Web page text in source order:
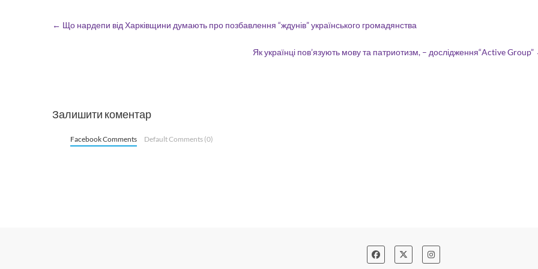
← Що нардепи від Харківщини думають про позбавлення “ждунів” українського громадянства
Як українці пов’язують мову та патриотизм, – дослідження“Active Group”
Залишити коментар
Facebook Comments Default Comments (0)